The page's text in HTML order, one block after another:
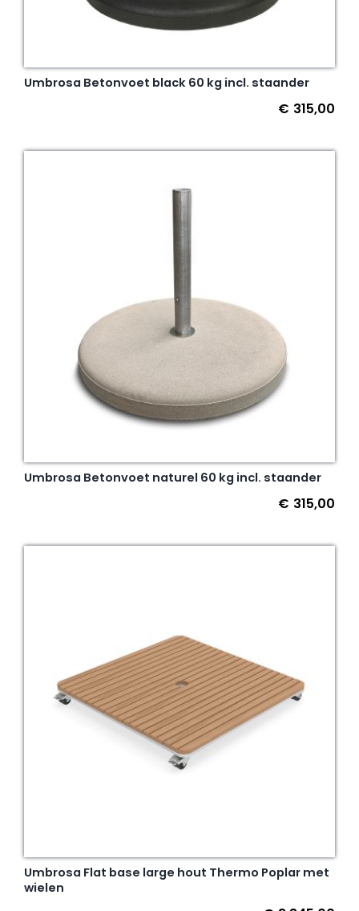
Umbrosa Betonvoet black 60 kg incl. staander
€ 315,00
Umbrosa Betonvoet naturel 60 kg incl. staander
€ 315,00
Umbrosa Flat base large hout Thermo Poplar met
wielen